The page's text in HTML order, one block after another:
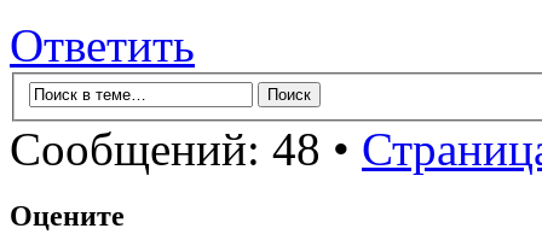
Ответить
Сообщений: 48 •
Оцените